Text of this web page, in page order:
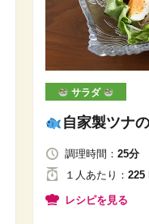
サラダ
自家製ツナ
調理時間： 25分
１人 あたり ： 225
レシピを見る